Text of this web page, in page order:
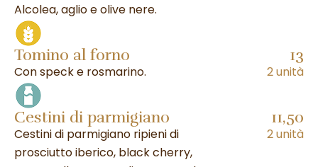
Alcolea, aglio e olive nere.
Tomino al forno
Con speck e rosmarino.
13
2 unità
Cestini di parmigiano
Cestini di parmigiano ripieni di
prosciutto iberico, black cherry,
11,50
2 unità